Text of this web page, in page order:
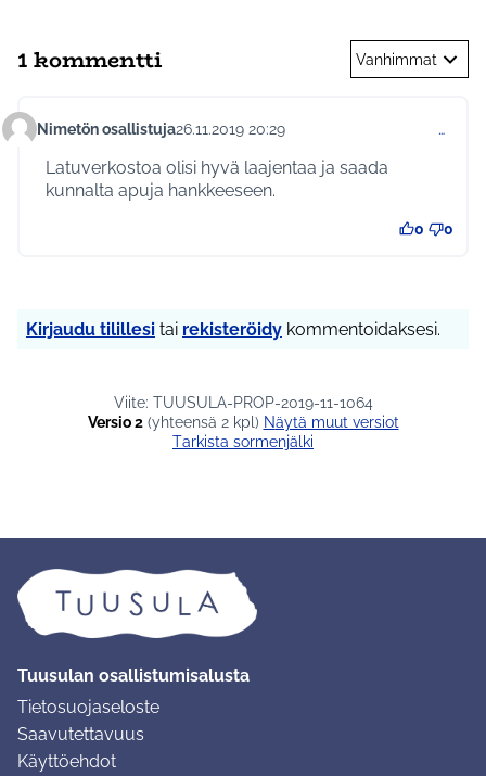
1 kommentti Vanhimmat
Kommentti 261
Nimetön osallistuja26.11.2019 20:29 …
Latuverkostoa olisi hyvä laajentaa ja saada
kunnalta apuja hankkeeseen.
0 0
Kirjaudu tilillesi tai rekisteröidy kommentoidaksesi.
Viite: TUUSULA-PROP-2019-11-1064
Versio 2(yhteensä 2 kpl)
näytä muut versiot
Tarkista sormenjälki
Tuusulan osallistumisalusta
Tietosuojaseloste
Saavutettavuus
Käyttöehdot